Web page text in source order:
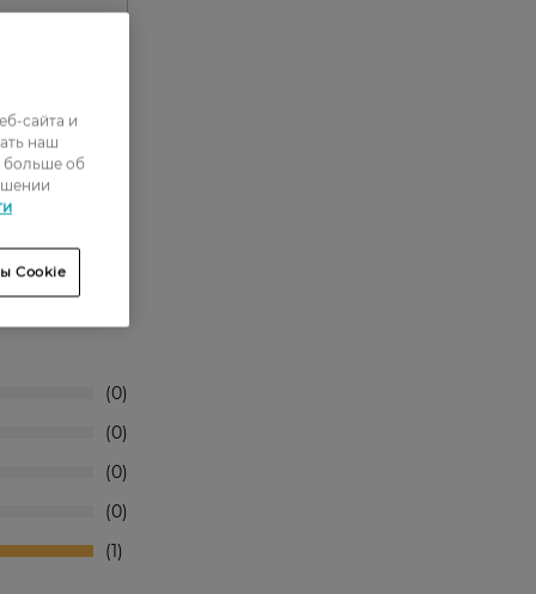
0
0
0
0
1
сайта и
наш
больше об
Cookie